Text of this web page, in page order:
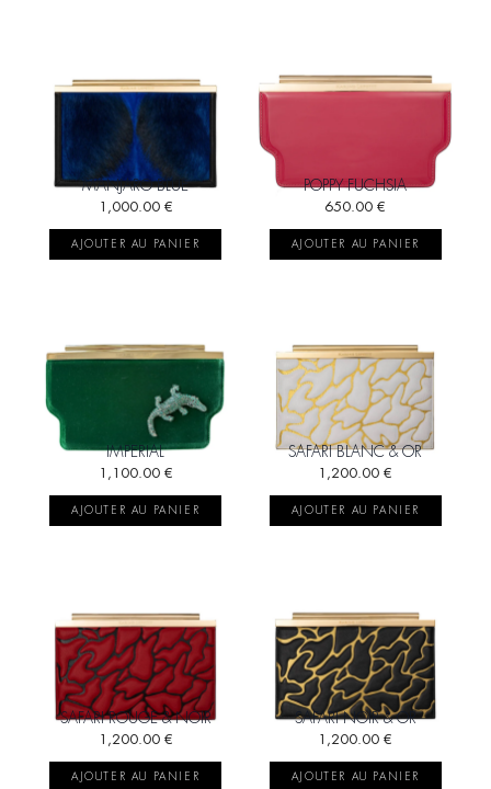
MANJARO BLUE
1,000.00 €
AJOUTER AU PANIER
POPPY FUCHSIA
650.00€
AJOUTER AU PANIER
IMPERIAL
1,100.00 €
AJOUTER AU PANIER
SAFARI BLANC & OR
1,200.00€
AJOUTER AU PANIER
SAFARI ROUGE & NOIR
1,200.00 €
AJOUTER AU PANIER
SAFARI NOIR & OR
1,200.00€
AJOUTER AU PANIER